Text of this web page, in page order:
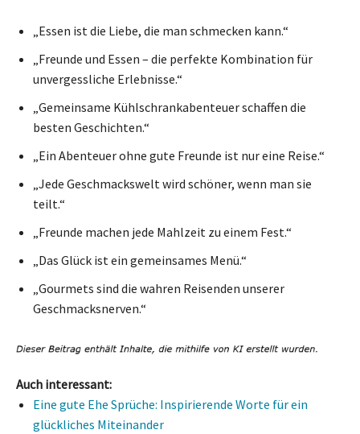
„Essen ist die Liebe, die man schmecken kann.“
„Freunde und Essen – die perfekte Kombination für
unvergessliche Erlebnisse.“
„Gemeinsame Kühlschrankabenteuer schaffen die
besten Geschichten.“
„Ein Abenteuer ohne gute Freunde ist nur eine Reise.“
„Jede Geschmackswelt wird schöner, wenn man sie
teilt.“
„Freunde machen jede Mahlzeit zu einem Fest.“
„Das Glück ist ein gemeinsames Menü.“
„Gourmets sind die wahren Reisenden unserer
Geschmacksnerven.“
Auch interessant:
Eine gute Ehe Sprüche: Inspirierende Worte für ein
glückliches Miteinander